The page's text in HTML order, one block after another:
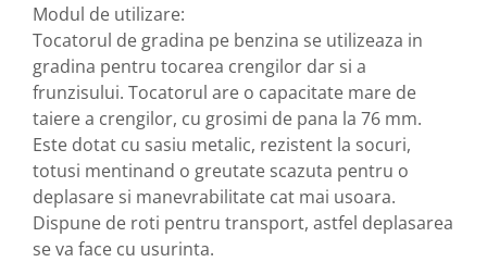
Pompe de apa
Motopompe
Accesorii pentru irigatii
Furtunuri
Hidrofoare
Pompe de apa de suprafata
Pompe recirculare
Pompe submersibile
Sisteme de irigat si stropit
Modul de utilizare:
Tocatorul de gradina pe benzina se utilizeaza in
gradina pentru tocarea crengilor dar si a
frunzisului. Tocatorul are o capacitate mare de
taiere a crengilor, cu grosimi de pana la 76 mm.
Este dotat cu sasiu metalic, rezistent la socuri,
totusi mentinand o greutate scazuta pentru o
deplasare si manevrabilitate cat mai usoara.
Dispune de roti pentru transport, astfel deplasarea
se va face cu usurinta.